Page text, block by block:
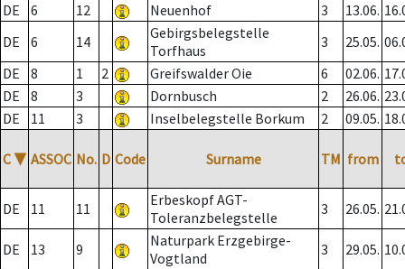
DE
6 12 Neuenhof 3 13.06.
DE
6 14
Gebirgsbelegstelle
Torfhaus
3 25.05.
DE
8 1 2 Greifswalder Oie 6 02.06.
DE
8 3 Dornbusch 2 26.06.
DE
11 3 Inselbelegstelle Borkum 2 09.05.
C ▼ ASSOC No. D Code Surname TM from
DE 11 11
Erbeskopf AGT-
Toleranzbelegstelle
3 26.05.
DE 13 9
Naturpark Erzgebirge-
Vogtland
3 29.05.